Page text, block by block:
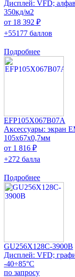
Дисплей: VFD;
350кд/м2
от 18 392 ₽
+55177 баллов
Подробнее
EFP105X067B07A
Аксессуары: экран
105x67x0,7мм
от 1 816 ₽
+272 балла
Подробнее
GU256X128C-3900B
Дисплей: VFD;
-40÷85°C
по запросу